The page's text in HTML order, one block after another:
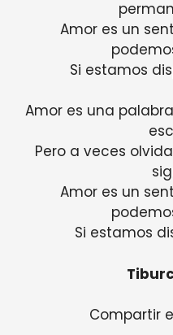
Amor es un
Si estamos
Amor es una
Pero a veces
Amor es un
Si estamos
Compartir